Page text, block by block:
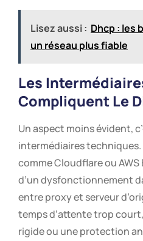
Lisez aussi : Dhcp : les
un réseau plus fiable
Les
Compliquent Le
Un aspect moins évident,
intermédiaires techniques.
comme Cloudflare ou AWS
d’un dysfonctionnement
entre proxy et serveur
temps d’attente trop
rigide ou une protection